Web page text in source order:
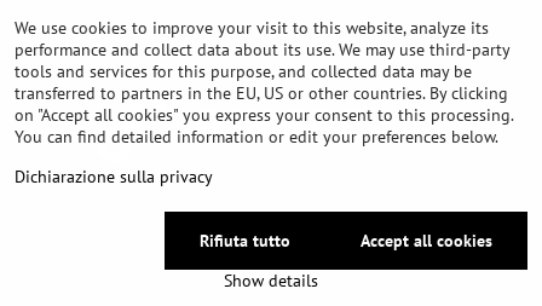
Dichiarazione sulla privacy
Website created with:BiznisWeb.sk
We use cookies to improve your visit to this website, analyze its
performance and collect data about its use. We may use third-party
tools and services for this purpose, and collected data may be
transferred to partners in the EU, US or other countries. By clicking
on "Accept all cookies" you express your consent to this processing.
You can find detailed information or edit your preferences below.
Dichiarazione sulla privacy
Show details
Accept all cookies
Rifiuta tutto